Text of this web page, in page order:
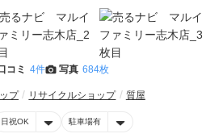
コミ 4件 写真 684枚
プ リサイクルショップ 質屋
日祝OK 駐車場有